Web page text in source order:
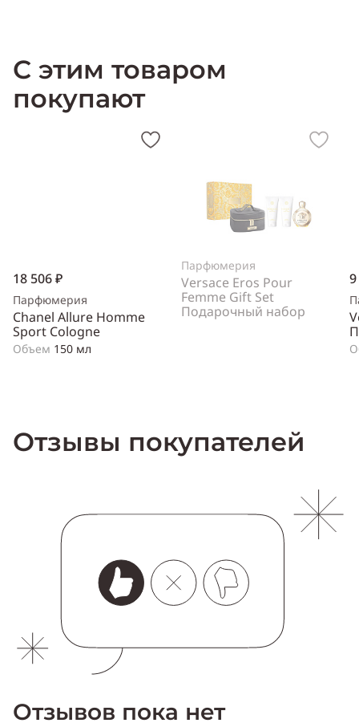
С этим товаром
покупают
18 506 ₽
Парфюмерия
Chanel Allure Homme
Sport Cologne
Объем 150 мл
Парфюмерия
Versace Eros Pour
Femme Gift Set
Подарочный набор
Отзывы покупателей
Отзывов пока нет